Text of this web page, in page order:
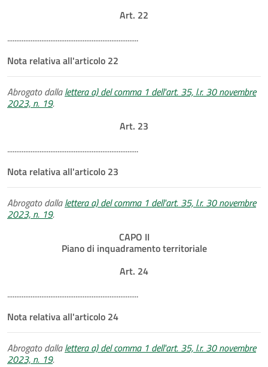
Art. 22
.........................................................................
Nota relativa all'articolo 22
Abrogato dallalettera a) del comma 1 dell'art. 35, l.r. 30 novembre
2023, n. 19.
Art. 23
.........................................................................
Nota relativa all'articolo 23
Abrogato dallalettera a) del comma 1 dell'art. 35, l.r. 30 novembre
2023, n. 19.
CAPO II
Piano di inquadramento territoriale
Art. 24
.........................................................................
Nota relativa all'articolo 24
Abrogato dallalettera a) del comma 1 dell'art. 35, l.r. 30 novembre
2023, n. 19.